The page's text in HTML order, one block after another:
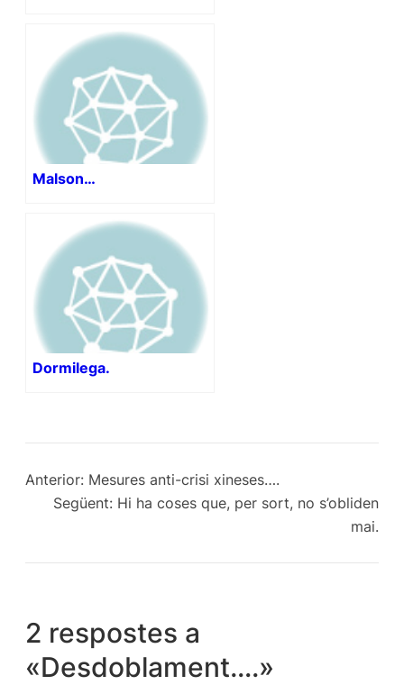
Malson…
Dormilega.
Anterior: Mesures anti-crisi xineses….
Següent: Hi ha coses que, per sort, no s’obliden
mai.
2 respostes a
«Desdoblament….»